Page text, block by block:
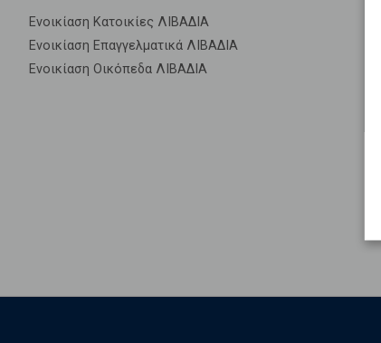
Ενοικίαση Κατοικίες ΛΙΒΑΔΙΑ
Ενοικίαση Επαγγελματικά ΛΙΒΑΔΙΑ
Ενοικίαση Οικόπεδα ΛΙΒΑΔΙΑ